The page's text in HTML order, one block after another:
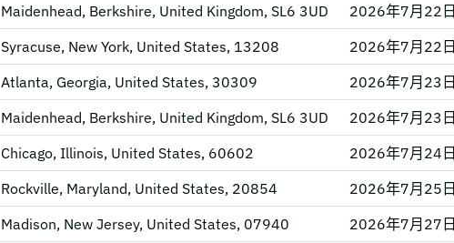
Maidenhead, Berkshire, United Kingdom, SL6 3UD
2026年7月22日
Syracuse, New York, United States, 13208
2026年7月22日
Atlanta, Georgia, United States, 30309
2026年7月23日
Maidenhead, Berkshire, United Kingdom, SL6 3UD
2026年7月23日
Chicago, Illinois, United States, 60602
2026年7月24日
Rockville, Maryland, United States, 20854
2026年7月25日
Madison, New Jersey, United States, 07940
2026年7月27日